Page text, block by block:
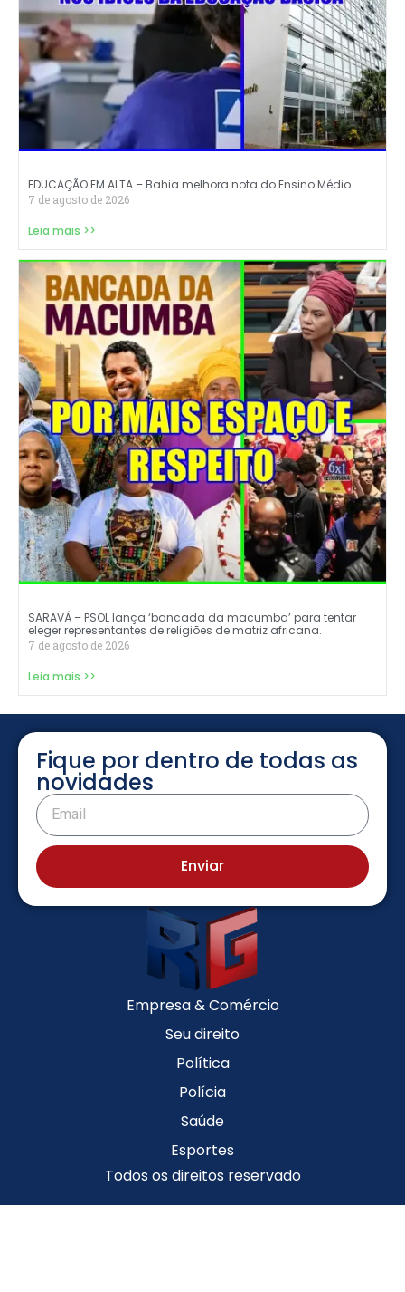
EDUCAÇÃO EM ALTA – Bahia melhora nota do Ensino Médio.
7 de agosto de 2026
Leia mais >>
SARAVÁ – PSOL lança ‘bancada da macumba’ para tentar
eleger representantes de religiões de matriz africana.
7 de agosto de 2026
Leia mais >>
Fique por dentro de todas as
novidades
Enviar
Empresa & Comércio
Seu direito
Política
Polícia
Saúde
Esportes
Todos os direitos reservado